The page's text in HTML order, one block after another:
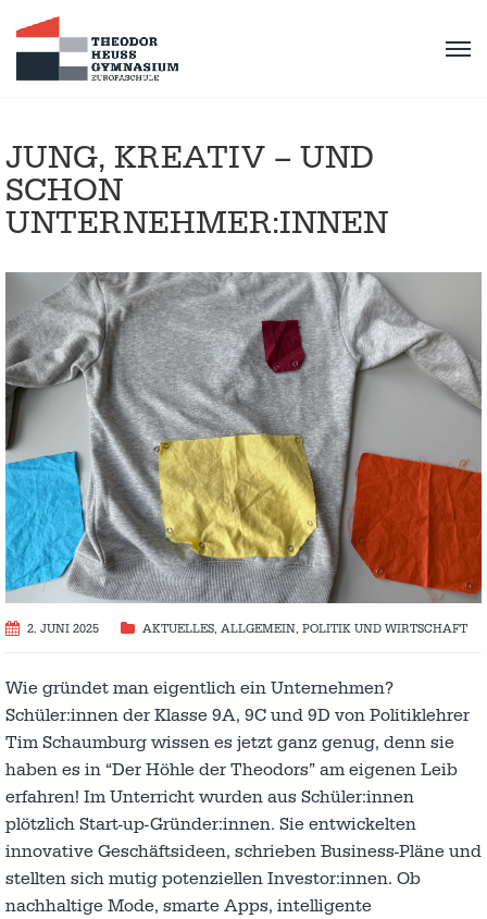
JUNG, KREATIV – UND
SCHON
UNTERNEHMER:INNEN
2. JUNI 2025 AKTUELLES, ALLGEMEIN, POLITIK UND WIRTSCHAFT
Wie gründet man eigentlich ein Unternehmen?
Schüler:innen der Klasse 9A, 9C und 9D von Politiklehrer
Tim Schaumburg wissen es jetzt ganz genug, denn sie
haben es in “Der Höhle der Theodors” am eigenen Leib
erfahren! Im Unterricht wurden aus Schüler:innen
plötzlich Start-up-Gründer:innen. Sie entwickelten
innovative Geschäftsideen, schrieben Business-Pläne und
stellten sich mutig potenziellen Investor:innen. Ob
nachhaltige Mode, smarte Apps, intelligente